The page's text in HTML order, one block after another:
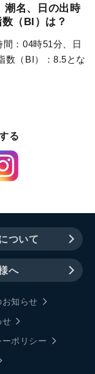
潮名、日の出時
（BI）は？
：04時51分、日
数（BI）：8.5とな
る
ついて
へ
知らせ
せ
ポリシー